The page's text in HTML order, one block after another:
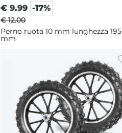
€ 9.99 -17%
€ 12.00
Perno ruota 10 mm lunghezza 195
mm